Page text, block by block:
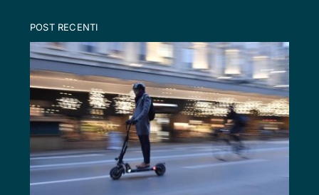
POST RECENTI